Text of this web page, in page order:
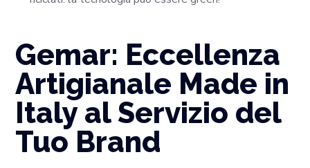
Gemar: Eccellenza
Artigianale Made in
Italy al Servizio del
Tuo Brand